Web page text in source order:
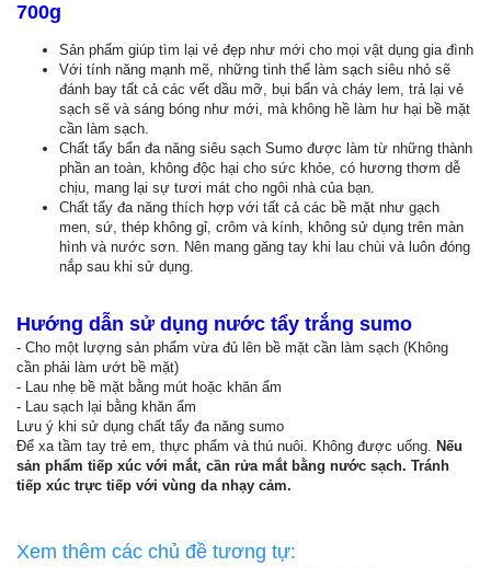
700g
Sản phẩm giúp tìm lại vẻ đẹp như mới cho mọi vật dụng gia đình
Với tính năng mạnh mẽ, những tinh thể làm sạch siêu nhỏ sẽ
đánh bay tất cả các vết dầu mỡ, bụi bẩn và cháy lem, trả lại vẻ
sạch sẽ và sáng bóng như mới, mà không hề làm hư hại bề mặt
cần làm sạch.
Chất tẩy bẩn đa năng siêu sạch Sumo được làm từ những thành
phần an toàn, không độc hại cho sức khỏe, có hương thơm dễ
chịu, mang lại sự tươi mát cho ngôi nhà của bạn.
Chất tẩy đa năng thích hợp với tất cả các bề mặt như gạch
men, sứ, thép không gỉ, crôm và kính, không sử dụng trên màn
hình và nước sơn. Nên mang găng tay khi lau chùi và luôn đóng
nắp sau khi sử dụng.
Hướng dẫn sử dụng nước tẩy trắng sumo
- Cho một lượng sản phẩm vừa đủ lên bề mặt cần làm sạch (Không
cần phải làm ướt bề mặt)
- Lau nhẹ bề mặt bằng mút hoặc khăn ẩm
- Lau sạch lại bằng khăn ẩm
Lưu ý khi sử dụng chất tẩy đa năng sumo
Để xa tầm tay trẻ em, thực phẩm và thú nuôi. Không được uống. Nếu
sản phẩm tiếp xúc với mắt, cần rửa mắt bằng nước sạch. Tránh
tiếp xúc trực tiếp với vùng da nhạy cảm.
Xem thêm các chủ đề tương tự: